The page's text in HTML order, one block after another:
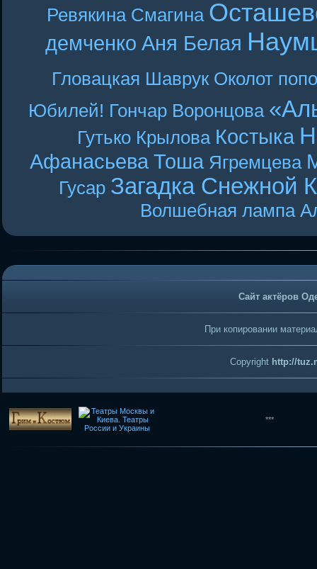
Ревякина Смагина
демченко Аня Белая
Гловацкая Шаврук Околот
Юбилей! Гончар Воронцова
Гутько Крылова Костыка
Афанасьева Тоша Ягремцева
Гусар Загадка Снежной
Волшебная лампа
Сайт актёров
При копировании
Copyright http://
***